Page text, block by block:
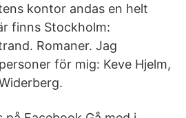
kontor andas en helt
finns Stockholm:
Romaner. Jag
för mig: Keve Hjelm,